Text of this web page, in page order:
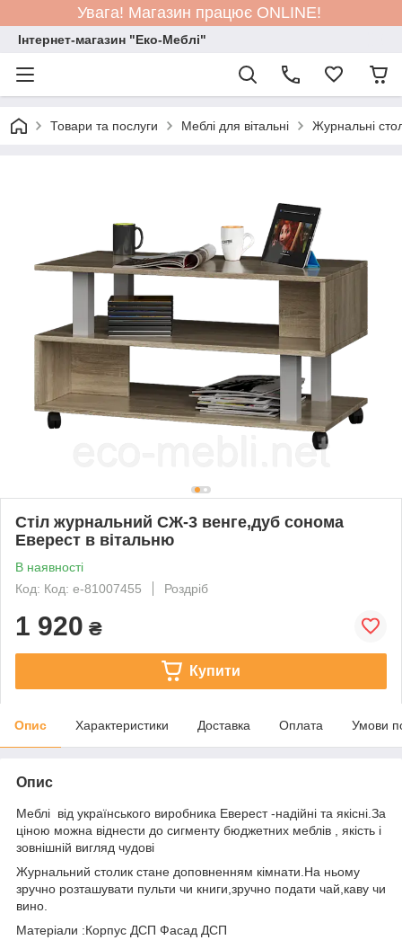
Увага! Магазин працює ONLINE!
Інтернет-магазин "Еко-Меблі"
Товари та послуги Меблі для вітальні Журнальні
Стіл журнальний СЖ-3 венге,дуб сонома
Еверест в вітальню
В наявності
Код: Код: e-81007455
Роздріб
1 920 ₴
Купити
Опис Характеристики Доставка Оплата Умови
Опис
Меблі від українського виробника Еверест -надійні та якісні.За
ціною можна віднести до сигменту бюджетних меблів , якість і
зовнішній вигляд чудові
Журнальний столик стане доповненням кімнати.На ньому
зручно розташувати пульти чи книги,зручно подати чай,каву чи
вино.
Матеріали :Корпус ДСП Фасад ДСП